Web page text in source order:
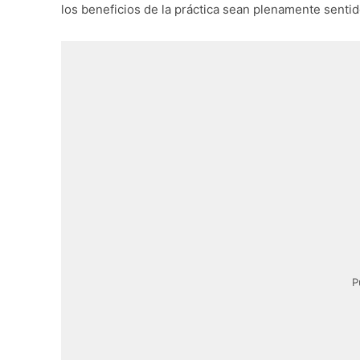
los beneficios de la práctica sean plenamente